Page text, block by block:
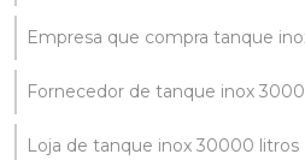
Empresa que compra tanque
Fornecedor de tanque inox
Loja de tanque inox 30000 litros